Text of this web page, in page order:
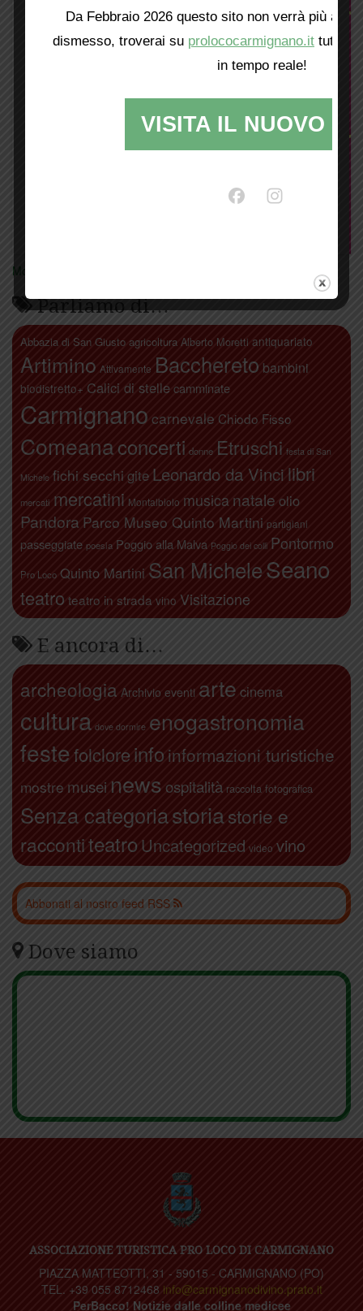
Mostra tutte le locandine
Parliamo di…
Abbazia di San Giusto agricoltura Alberto Moretti antiquariato
Artimino Attivamente Bacchereto bambini
biodistretto+ Calici di stellecamminate
Carmignano carnevale Chiodo Fisso
Comeanaconcerti donne Etruschi festa di San
Michele fichi secchi gite Leonardo da Vinci libri
mercati mercatini Montalbiolo musica natale olio
Pandora Parco Museo Quinto Martini partigiani
passeggiate poesia Poggio alla Malva Poggio dei colli Pontormo
Pro Loco Quinto Martini San MicheleSeano
teatro teatro in strada vino Visitazione
E ancora di…
archeologia Archivio eventi arte cinema
cultura dove dormire enogastronomia
festefolcloreinfo informazioni turistiche
mostre musei news ospitalità raccolta fotografica
Senza categoriastoriastorie e
raccontiteatro Uncategorized video vino
Abbonati al nostro feed RSS
Dove siamo
ASSOCIAZIONE TURISTICA PRO LOCO DI CARMIGNANO
PIAZZA MATTEOTTI, 31 - 59015 - CARMIGNANO (PO)
TEL. +39 055 8712468 info@carmignanodivino.prato.it
PerBacco! Notizie dalle colline medicee
Da Febbraio 2026 questo sito non verrà più
dismesso, troverai su prolococarmignano.it tutti i
in tempo reale!
VISITA IL NUOVO